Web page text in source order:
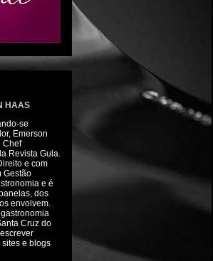
HAAS
se
Emerson
Chef
Revista Gula.
e com
Gestão
e é
dos
envolvem.
Cruz do
e blogs